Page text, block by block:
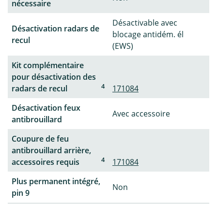
nécessaire
Désactivation radars de
recul
Désactivable avec
blocage antidém. él
(EWS)
Kit complémentaire
pour désactivation des
radars de recul
4
171084
Désactivation feux
antibrouillard
Avec accessoire
Coupure de feu
antibrouillard arrière,
accessoires requis
4
171084
Plus permanent intégré,
pin 9
Non